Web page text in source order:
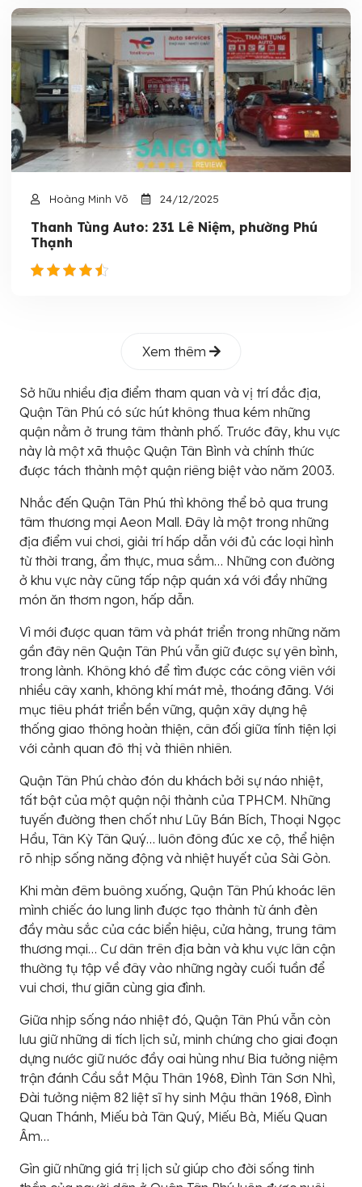
Hoàng Minh Võ 24/12/2025
Thanh Tùng Auto: 231 Lê Niệm, phường Phú
Thạnh
Xem thêm
Sở hữu nhiều địa điểm tham quan và vị trí đắc địa,
Quận Tân Phú có sức hút không thua kém những
quận nằm ở trung tâm thành phố. Trước đây, khu vực
này là một xã thuộc Quận Tân Bình và chính thức
được tách thành một quận riêng biệt vào năm 2003.
Nhắc đến Quận Tân Phú thì không thể bỏ qua trung
tâm thương mại Aeon Mall. Đây là một trong những
địa điểm vui chơi, giải trí hấp dẫn với đủ các loại hình
từ thời trang, ẩm thực, mua sắm… Những con đường
ở khu vực này cũng tấp nập quán xá với đầy những
món ăn thơm ngon, hấp dẫn.
Vì mới được quan tâm và phát triển trong những năm
gần đây nên Quận Tân Phú vẫn giữ được sự yên bình,
trong lành. Không khó để tìm được các công viên với
nhiều cây xanh, không khí mát mẻ, thoáng đãng. Với
mục tiêu phát triển bền vững, quận xây dựng hệ
thống giao thông hoàn thiện, cân đối giữa tính tiện lợi
với cảnh quan đô thị và thiên nhiên.
Quận Tân Phú chào đón du khách bởi sự náo nhiệt,
tất bật của một quận nội thành của TPHCM. Những
tuyến đường then chốt như Lũy Bán Bích, Thoại Ngọc
Hầu, Tân Kỳ Tân Quý… luôn đông đúc xe cộ, thể hiện
rõ nhịp sống năng động và nhiệt huyết của Sài Gòn.
Khi màn đêm buông xuống, Quận Tân Phú khoác lên
mình chiếc áo lung linh được tạo thành từ ánh đèn
đầy màu sắc của các biển hiệu, cửa hàng, trung tâm
thương mại… Cư dân trên địa bàn và khu vực lân cận
thường tụ tập về đây vào những ngày cuối tuần để
vui chơi, thư giãn cùng gia đình.
Giữa nhịp sống náo nhiệt đó, Quận Tân Phú vẫn còn
lưu giữ những di tích lịch sử, minh chứng cho giai đoạn
dựng nước giữ nước đầy oai hùng như Bia tưởng niệm
trận đánh Cầu sắt Mậu Thân 1968, Đình Tân Sơn Nhì,
Đài tưởng niệm 82 liệt sĩ hy sinh Mậu thân 1968, Đình
Quan Thánh, Miếu bà Tân Quý, Miếu Bà, Miếu Quan
Âm…
Gìn giữ những giá trị lịch sử giúp cho đời sống tinh